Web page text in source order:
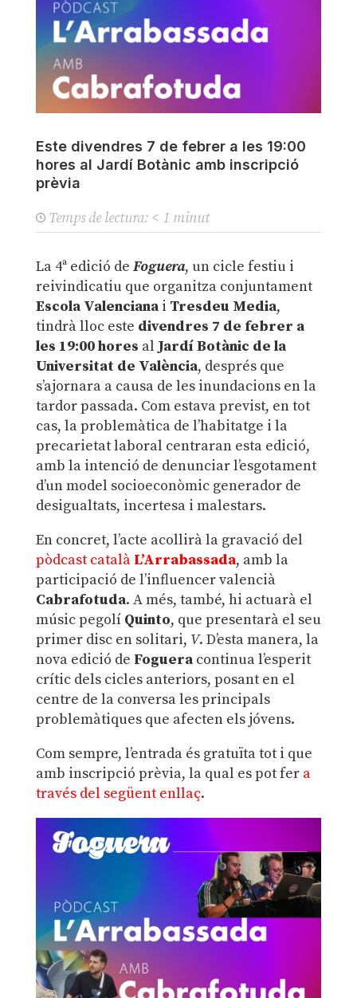
Este divendres 7 de febrer a les 19:00
hores al Jardí Botànic amb inscripció
prèvia
Temps de lectura: < 1 minut
La 4ª edició de Foguera, un cicle festiu i
reivindicatiu que organitza conjuntament
Escola Valencianai Tresdeu Media,
tindrà lloc este divendres 7 de febrer a
les 19:00 hores al Jardí Botànic de la
Universitat de València, després que
s’ajornara a causa de les inundacions en la
tardor passada. Com estava previst, en tot
cas, la problemàtica de l’habitatge i la
precarietat laboral centraran esta edició,
amb la intenció de denunciar l’esgotament
d’un model socioeconòmic generador de
desigualtats, incertesa i malestars.
En concret, l’acte acollirà la gravació del
pòdcast català L’Arrabassada, amb la
participació de l’influencer valencià
Cabrafotuda. A més, també, hi actuarà el
músic pegolí Quinto, que presentarà el seu
primer disc en solitari, V. D’esta manera, la
nova edició de Foguera continua l’esperit
crític dels cicles anteriors, posant en el
centre de la conversa les principals
problemàtiques que afecten els jóvens.
Com sempre, l’entrada és gratuïta tot i que
amb inscripció prèvia, la qual es pot fer a
través del següent enllaç.